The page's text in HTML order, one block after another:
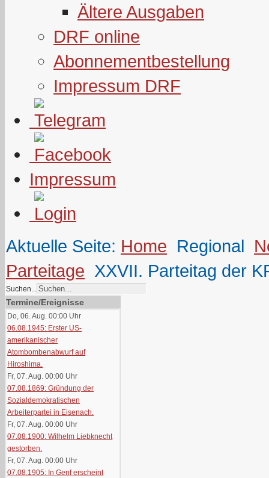
Ältere Ausgaben
DRF online
Abonnementbestellung
Impressum DRF
Impressum
Aktuelle Seite: Home Regional
Parteitage XXVII. Parteitag der
Suchen...
Termine/Ereignisse
Do, 06. Aug. 00:00 Uhr
06.08.1945: Erster US-
amerikanischer
Atombombenabwurf auf
Hiroshima.
Fr, 07. Aug. 00:00 Uhr
07.08.1869: Gründung der
Sozialdemokratischen
Arbeiterpartei in Eisenach.
Fr, 07. Aug. 00:00 Uhr
07.08.1900: Wilhelm Liebknecht
gestorben.
Fr, 07. Aug. 00:00 Uhr
07.08.1905: In Genf erscheint